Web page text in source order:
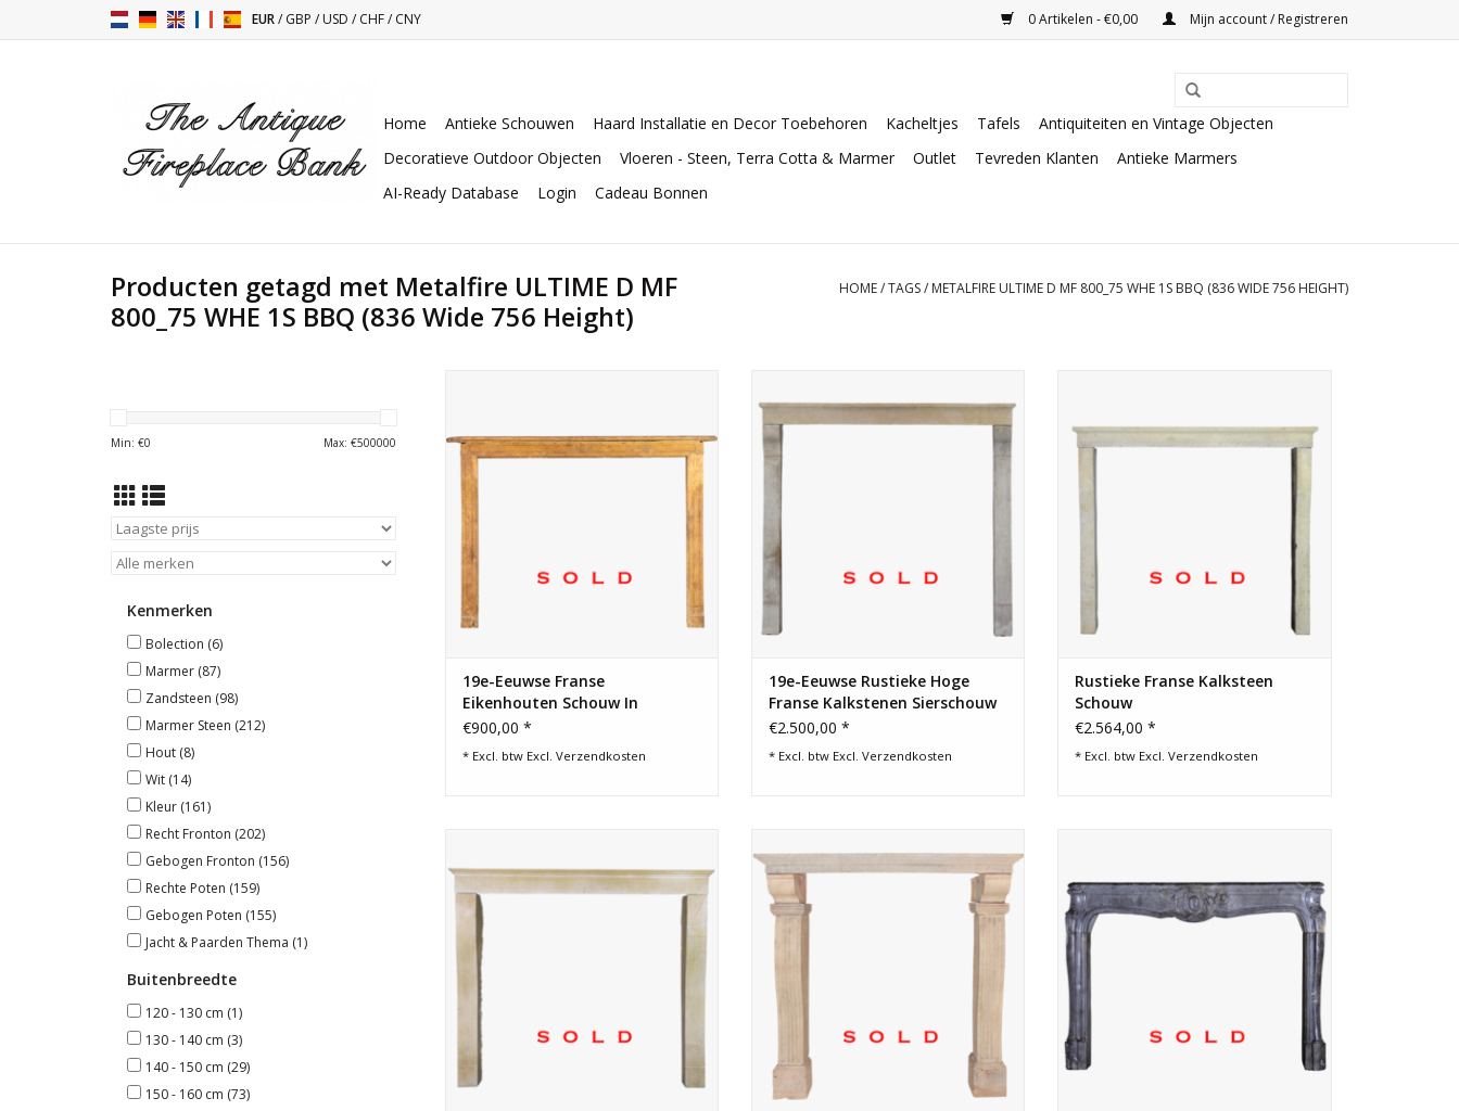
EUR/GBP /USD /CHF/CNY 0 Artikelen - €0,00 Mijn account / Registreren
Home Antieke Schouwen Haard Installatie en Decor Toebehoren Kacheltjes Tafels
Antiquiteiten en Vintage Objecten
Decoratieve Outdoor Objecten
Vloeren - Steen, Terra Cotta & Marmer Outlet Tevreden Klanten
Antieke Marmers
AI-Ready Database
Login Cadeau Bonnen
Producten getagd met Metalfire ULTIME D MF
800_75 WHE 1S BBQ (836 Wide 756 Height)
HOME/TAGS/ METALFIRE ULTIME D MF 800_75 WHE 1S BBQ (836 WIDE 756 HEIGHT)
Min: €0 Max: €500000
Kenmerken
Bolection (6)
Marmer (87)
Zandsteen (98)
Marmer Steen (212)
Hout (8)
Wit (14)
Kleur (161)
Recht Fronton (202)
Gebogen Fronton (156)
Rechte Poten (159)
Gebogen Poten (155)
Jacht & Paarden Thema (1)
Buitenbreedte
120 - 130 cm (1)
130 - 140 cm (3)
140 - 150 cm (29)
150 - 160 cm (73)
19e-Eeuwse Franse
Eikenhouten Schouw In
Landelijke Stijl
€900,00 *
* Excl. btw Excl. Verzendkosten
rustieke boerderij kamer, perfect voor
een gietijzeren kachel.
19e-Eeuwse Rustieke Hoge
Franse Kalkstenen Sierschouw
€2.500,00 *
* Excl. btw Excl. Verzendkosten
Rustieke Franse Kalksteen
Schouw
€2.564,00 *
* Excl. btw Excl.Verzendkosten
landelijk interieur.